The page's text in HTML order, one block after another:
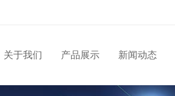
关于我们 产品展示 新闻动态